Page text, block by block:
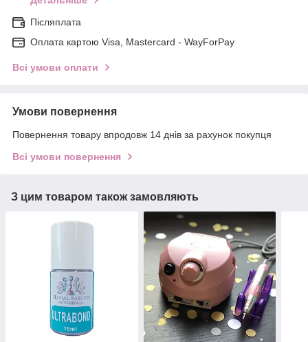
Післяплата
Оплата картою Visa, Mastercard - WayForPay
Всі умови оплати
Умови повернення
Повернення товару впродовж 14 днів за рахунок покупця
Всі умови повернення
З цим товаром також замовляють